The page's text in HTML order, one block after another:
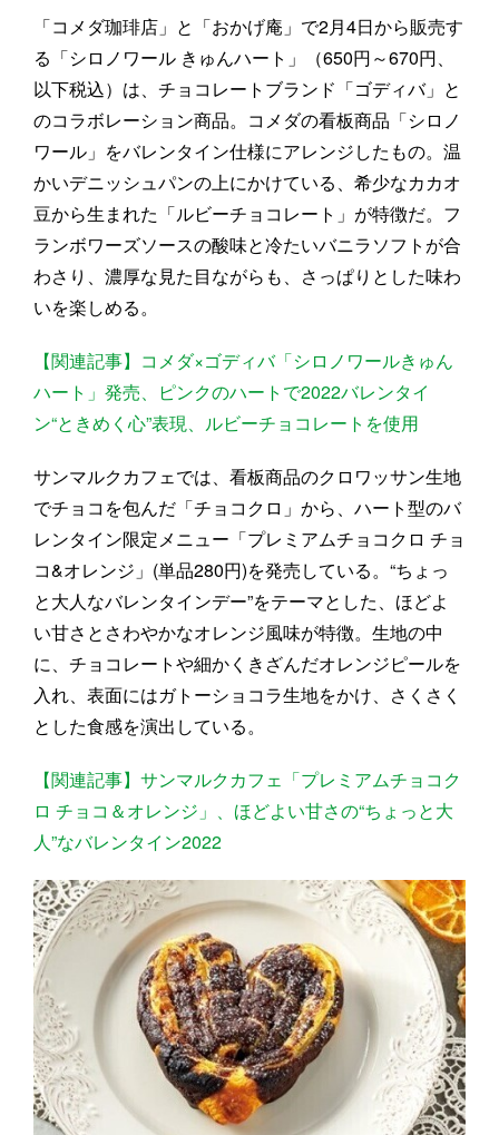
「コメダ珈琲店」と「おかげ庵」で2月4日から販売す
る「シロノワール きゅんハート」（650円～670円、
以下税込）は、チョコレートブランド「ゴディバ」と
のコラボレーション商品。コメダの看板商品「シロノ
ワール」をバレンタイン仕様にアレンジしたもの。温
かいデニッシュパンの上にかけている、希少なカカオ
豆から生まれた「ルビーチョコレート」が特徴だ。フ
ランボワーズソースの酸味と冷たいバニラソフトが合
わさり、濃厚な見た目ながらも、さっぱりとした味わ
いを楽しめる。
【関連記事】コメダ×ゴディバ「シロノワールきゅん
ハート」発売、ピンクのハートで2022バレンタイ
ン“ときめく心”表現、ルビーチョコレートを使用
サンマルクカフェでは、看板商品のクロワッサン生地
でチョコを包んだ「チョコクロ」から、ハート型のバ
レンタイン限定メニュー「プレミアムチョコクロ チョ
コ&オレンジ」(単品280円)を発売している。“ちょっ
と大人なバレンタインデー”をテーマとした、ほどよ
い甘さとさわやかなオレンジ風味が特徴。生地の中
に、チョコレートや細かくきざんだオレンジピールを
入れ、表面にはガトーショコラ生地をかけ、さくさく
とした食感を演出している。
【関連記事】サンマルクカフェ「プレミアムチョコク
ロ チョコ＆オレンジ」、ほどよい甘さの“ちょっと大
人”なバレンタイン2022